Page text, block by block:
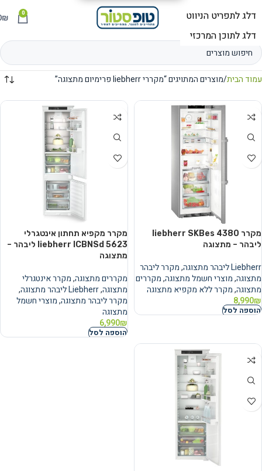
תפריט 0
₪
עמוד הבית מוצרים המתויגים “מקררי liebherr פרימיום מתצוגה”
מקרר liebherr SKBes 4380
ליבהר – מתצוגה
Liebherr ליבהר מתצוגה ,מקרר ליבהר
מתצוגה,מוצרי חשמל מתצוגה,מקררים
מתצוגה,מקרר ללא מקפיא מתצוגה
8,990₪
הוספה לסל
מקרר מקפיא תחתון אינטגרלי
liebherr ICBNSd 5623 ליבהר –
מתצוגה
מקררים מתצוגה,מקרר אינטגרלי
מתצוגה,Liebherr ליבהר מתצוגה
,
מקרר ליבהר מתצוגה,מוצרי חשמל
מתצוגה
6,990₪
הוספה לסל